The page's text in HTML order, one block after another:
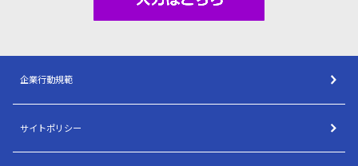
企業行動規範
サイトポリシー